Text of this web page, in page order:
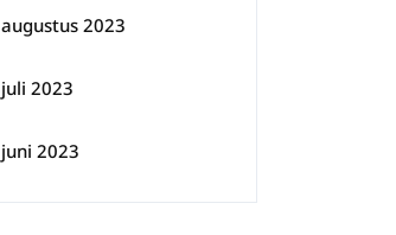
augustus 2023
juli 2023
juni 2023